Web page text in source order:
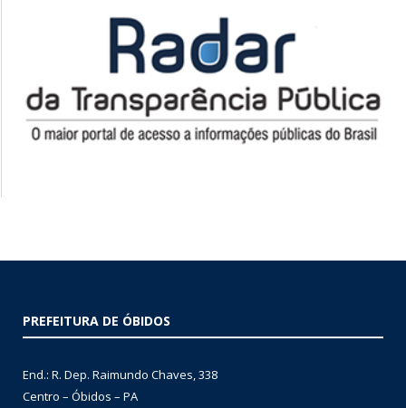
PREFEITURA DE ÓBIDOS
End.: R. Dep. Raimundo Chaves, 338
Centro – Óbidos – PA